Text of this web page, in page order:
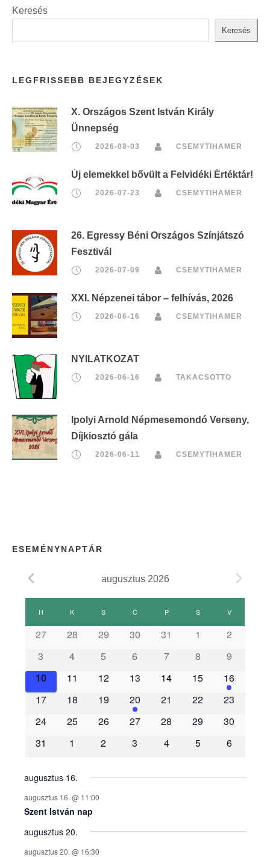
Keresés
Keresés
LEGFRISSEBB BEJEGYZÉSEK
X. Országos Szent István Király
Ünnepség
2026-08-03 CSEMYTIHAMER
Új elemekkel bővült a Felvidéki Értéktár!
2026-07-23 CSEMYTIHAMER
26. Egressy Béni Országos Színjátszó
Fesztivál
2026-07-09 CSEMYTIHAMER
XXI. Népzenei tábor – felhívás, 2026
2026-06-16 CSEMYTIHAMER
NYILATKOZAT
2026-06-16 TAKACSOTTO
Ipolyi Arnold Népmesemondó Verseny,
Díjkiosztó gála
2026-06-11 CSEMYTIHAMER
ESEMÉNYNAPTÁR
augusztus 2026
E
e
m
é
n
y
e
k
H K S CCSÜTÖRTÖK
PPÉNTEK SSZOMBAT
VVASÁRNAP
27 28 29 30 31 1
2
3
4 5 6 7 8
9
10
11 12 13 14 15
16
17
18 19 20 21 22
23
24
25 26 27 28 29
30
31
1 2 3 4 5 6
augusztus 16.
augusztus 16. @ 11:00
Szent István nap
augusztus 20.
augusztus 20. @ 16:30